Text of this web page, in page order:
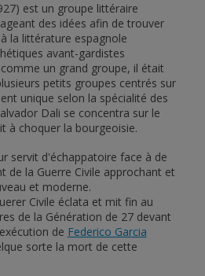
est un groupe littéraire
des idées afin de trouver
la littérature espagnole
avant-gardistes
un grand groupe, il était
petits groupes centrés sur
unique selon la spécialité des
Dali se concentra sur le
à choquer la bourgeoisie.
servit d'échappatoire face à de
de la Guerre Civile approchant et
et moderne.
Civile éclata et mit fin au
de la Génération de 27 devant
de Federico Garcia
sorte la mort de cette